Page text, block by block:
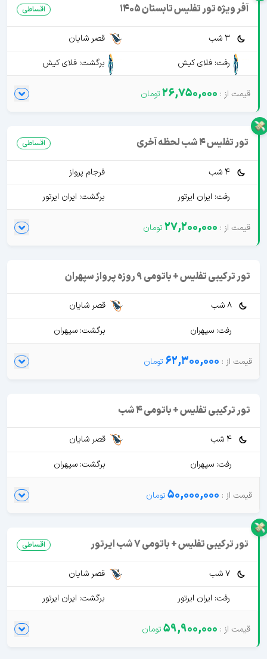
آفر ویژه تور تفلیس تابستان 1405 اقساطی
3 شب
قصر شایان
رفت: فلای کیش
برگشت: فلای کیش
26,750,000
تور تفلیس 4 شب لحظه آخری اقساطی
4 شب
فرجام پرواز
رفت: ایران ایرتور
برگشت: ایران ایرتور
27,200,000
تور ترکیبی تفلیس + باتومی 9 روزه پرواز سپهران
8 شب
قصر شایان
رفت: سپهران
برگشت: سپهران
62,300,000
تور ترکیبی تفلیس + باتومی 4 شب
4 شب
قصر شایان
رفت: سپهران
برگشت: سپهران
50,000,000
تور ترکیبی تفلیس + باتومی 7 شب ایرتور اقساطی
7 شب
قصر شایان
رفت: ایران ایرتور
برگشت: ایران ایرتور
59,900,000